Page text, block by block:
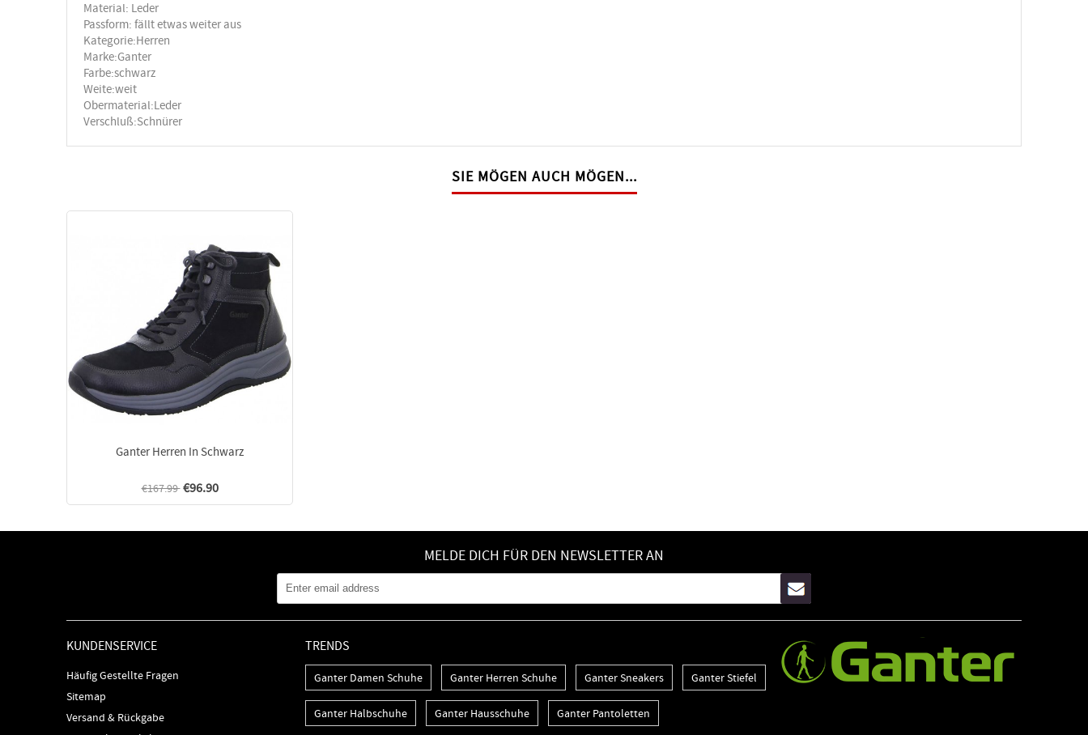
Material: Leder
Passform: fällt etwas weiter aus
Kategorie:Herren
Marke:Ganter
Farbe:schwarz
Weite:weit
Obermaterial:Leder
Verschluß:Schnürer
SIE MÖGEN AUCH MÖGEN...
Ganter Herren In Schwarz
€167.99€96.90
MELDE DICH FÜR DEN NEWSLETTER AN
KUNDENSERVICE
Häufig Gestellte Fragen
Sitemap
Versand & Rückgabe
TRENDS
Ganter Damen Schuhe Ganter Herren Schuhe Ganter Sneakers Ganter Stiefel
Ganter Halbschuhe Ganter Hausschuhe Ganter Pantoletten